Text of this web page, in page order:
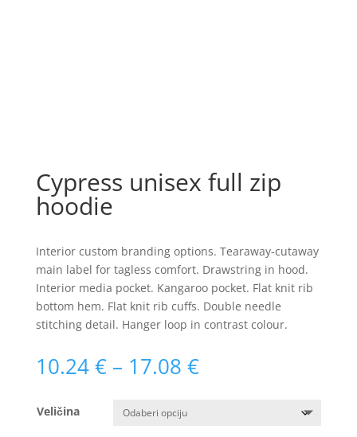
Cypress unisex full zip
hoodie
Interior custom branding options. Tearaway-cutaway
main label for tagless comfort. Drawstring in hood.
Interior media pocket. Kangaroo pocket. Flat knit rib
bottom hem. Flat knit rib cuffs. Double needle
stitching detail. Hanger loop in contrast colour.
10.24€ – 17.08 €Raspon
cijena:
Veličina